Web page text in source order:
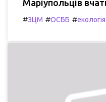
Маріупольців
#ЗЦМ #ОСББ #екологія